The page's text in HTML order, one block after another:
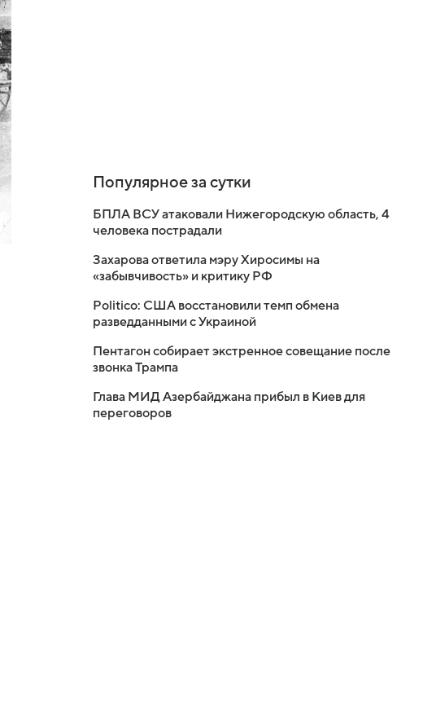
Популярное за сутки
БПЛА ВСУ атаковали Нижегородскую область, 4
человека пострадали
Захарова ответила мэру Хиросимы на
«забывчивость» и критику РФ
Politico: США восстановили темп обмена
разведданными с Украиной
Пентагон собирает экстренное совещание после
звонка Трампа
Глава МИД Азербайджана прибыл в Киев для
переговоров